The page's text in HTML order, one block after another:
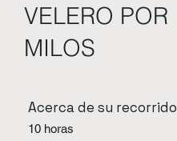
VELERO POR
MILOS
Acerca de su recorrido
10 horas